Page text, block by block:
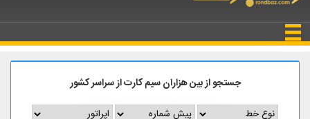
جستجو از بین هزاران سیم کارت از سراسر کشور